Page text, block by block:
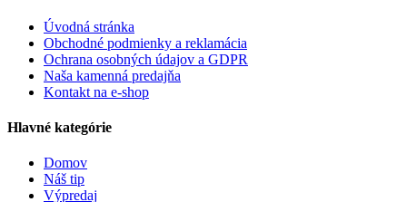
Úvodná stránka
Obchodné podmienky a reklamácia
Ochrana osobných údajov a GDPR
Naša kamenná predajňa
Kontakt na e-shop
Hlavné kategórie
Domov
Náš tip
Výpredaj